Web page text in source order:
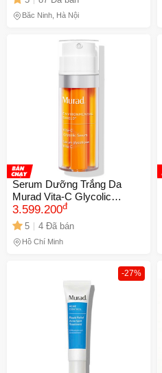
Bắc Ninh, Hà Nội
Serum Dưỡng Trắng Da
Murad Vita-C Glycolic
Brightening 30ml - Giúp Da
Sáng Mịn, Chống Lão Hóa,
Tăng Độ Đàn HồI
3.599.200đ
5
4 Đã bán
Hồ Chí Minh
-27%